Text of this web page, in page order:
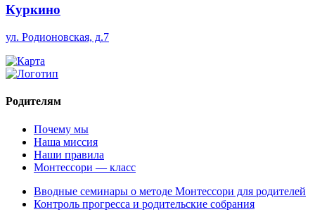
Куркино
ул. Родионовская, д.7
Родителям
Почему мы
Наша миссия
Наши правила
Монтессори — класс
Вводные семинары о методе Монтессори для родителей
Контроль прогресса и родительские собрания